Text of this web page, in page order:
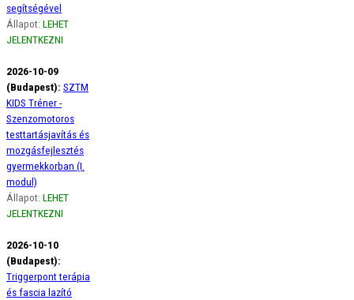
segítségével
Állapot: LEHET
JELENTKEZNI
2026-10-09
(Budapest): SZTM
KIDS Tréner -
Szenzomotoros
testtartásjavítás és
mozgásfejlesztés
gyermekkorban (I.
modul)
Állapot: LEHET
JELENTKEZNI
2026-10-10
(Budapest):
Triggerpont terápia
és fascia lazító